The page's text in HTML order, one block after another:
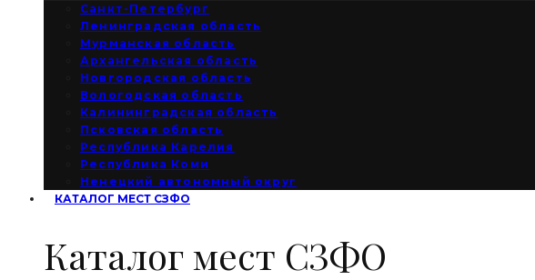
Санкт-Петербург
Ленинградская область
Мурманская область
Архангельская область
Новгородская область
Вологодская область
Калининградская область
Псковская область
Республика Карелия
Республика Коми
Ненецкий автономный округ
КАТАЛОГ МЕСТ СЗФО
Каталог мест СЗФО